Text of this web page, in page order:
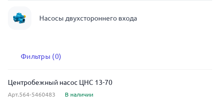
Насосы двухстороннего входа
Фильтры (0)
Центробежный насос ЦНС 13-70
Арт.564-5460483 В наличии